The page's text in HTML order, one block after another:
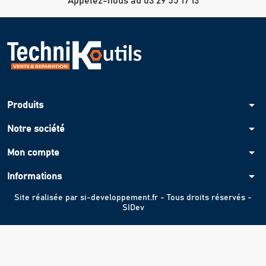
Produits arrow_drop_down
Notre société arrow_drop_down
Mon compte arrow_drop_down
Informations arrow_drop_down
Site réalisée par si-developpement.fr - Tous droits réservés -
SIDev